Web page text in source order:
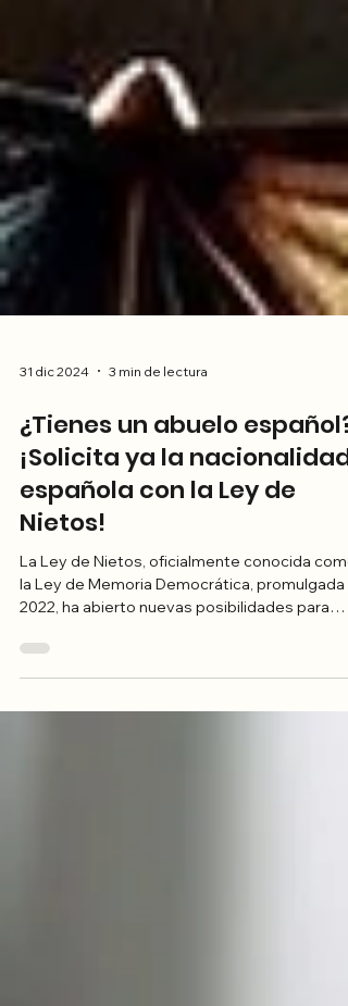
31 dic 2024 3 min de lectura
¿Tienes un abuelo español?
¡Solicita ya la nacionalidad
española con la Ley de
Nietos!
La Ley de Nietos, oficialmente conocida como
2022, ha abierto nuevas posibilidades para
que...